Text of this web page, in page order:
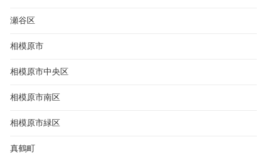
瀬谷区
相模原市
相模原市中央区
相模原市南区
相模原市緑区
真鶴町